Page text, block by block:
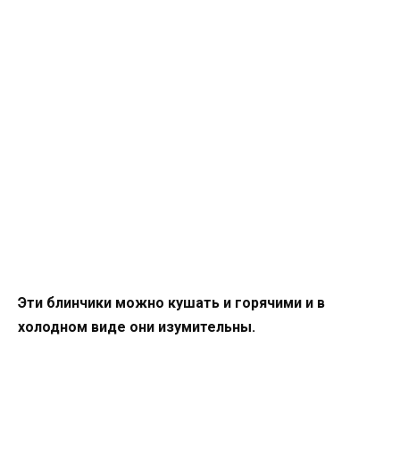
Эти блинчики можно кушать и горячими и в
холодном виде они изумительны.